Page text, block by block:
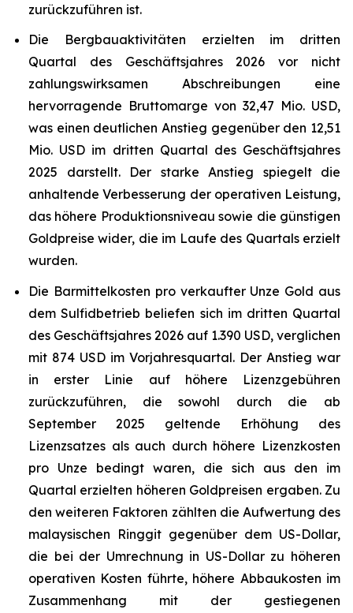
zurückzuführen ist.
Die Bergbauaktivitäten erzielten im dritten
Quartal des Geschäftsjahres 2026 vor nicht
zahlungswirksamen Abschreibungen eine
hervorragende Bruttomarge von 32,47 Mio. USD,
was einen deutlichen Anstieg gegenüber den 12,51
Mio. USD im dritten Quartal des Geschäftsjahres
2025 darstellt. Der starke Anstieg spiegelt die
anhaltende Verbesserung der operativen Leistung,
das höhere Produktionsniveau sowie die günstigen
Goldpreise wider, die im Laufe des Quartals erzielt
wurden.
Die Barmittelkosten pro verkaufter Unze Gold aus
dem Sulfidbetrieb beliefen sich im dritten Quartal
des Geschäftsjahres 2026 auf 1.390 USD, verglichen
mit 874 USD im Vorjahresquartal. Der Anstieg war
in erster Linie auf höhere Lizenzgebühren
zurückzuführen, die sowohl durch die ab
September 2025 geltende Erhöhung des
Lizenzsatzes als auch durch höhere Lizenzkosten
pro Unze bedingt waren, die sich aus den im
Quartal erzielten höheren Goldpreisen ergaben. Zu
den weiteren Faktoren zählten die Aufwertung des
malaysischen Ringgit gegenüber dem US-Dollar,
die bei der Umrechnung in US-Dollar zu höheren
operativen Kosten führte, höhere Abbaukosten im
Zusammenhang mit der gestiegenen